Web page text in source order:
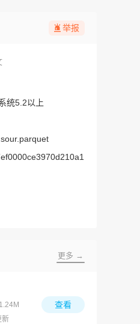
举报
统5.2以上
更多 →
新
查看